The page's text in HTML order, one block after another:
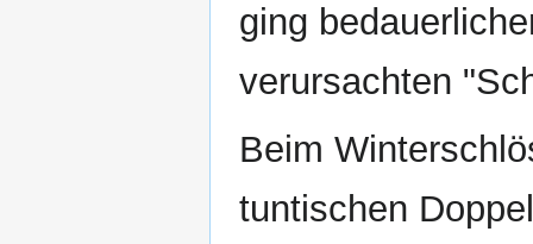
ging
verursachten
Beim
tuntischen